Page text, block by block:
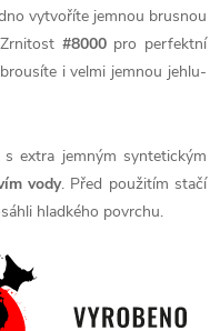
vytvoříte jemnou brusnou
#8000pro perfektní
i velmi jemnou jehlu-
extra jemným syntetickým
vody. Před použitím stačí
hladkého povrchu.